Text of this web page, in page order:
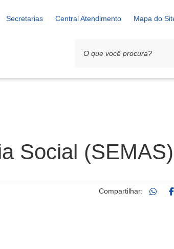
Secretarias Central Atendimento Mapa do
Social (SEMAS)
Compartilhar: